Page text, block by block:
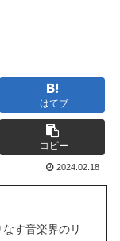
はてブ
コピー
2024.02.18
す音楽界のリ